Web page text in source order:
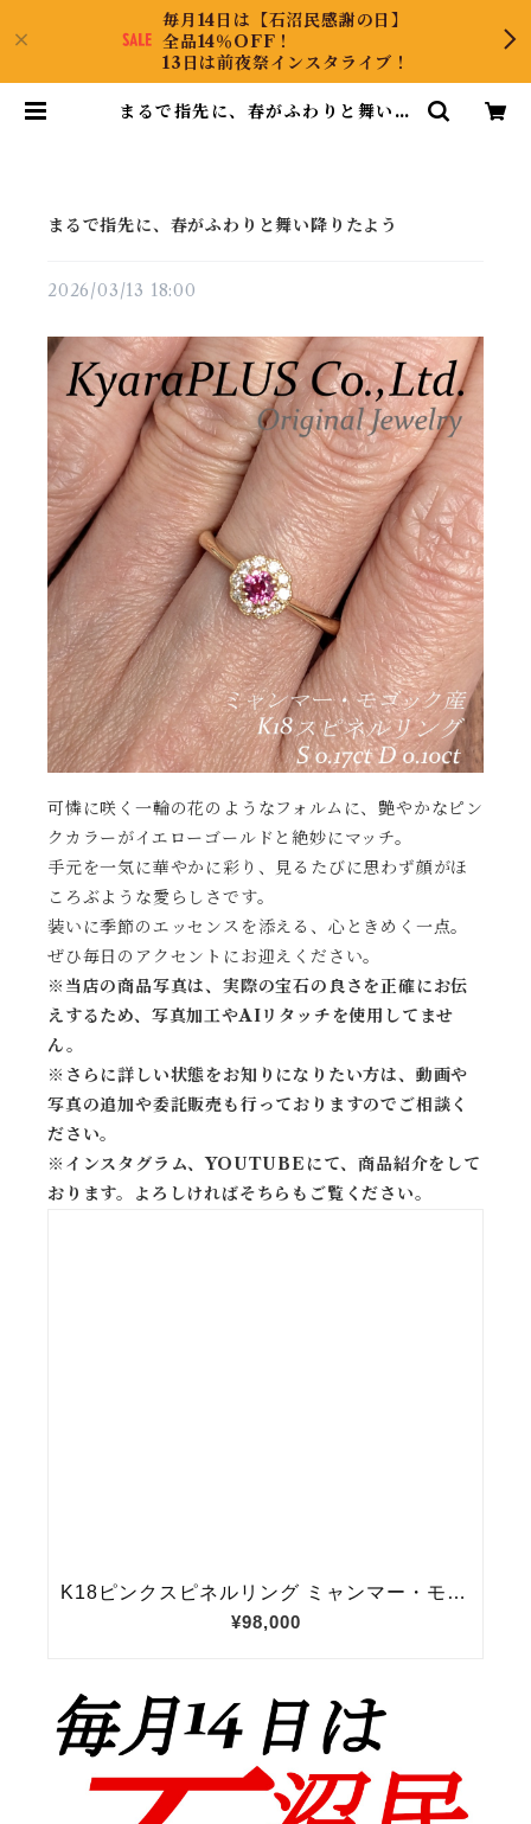
毎月14日は【石沼民感謝の日】
全品14％OFF！
13日は前夜祭インスタライブ！
まるで指先に、春がふわりと舞い降
まるで指先に、春がふわりと舞い降りたよう
2026/03/13 18:00
可憐に咲く一輪の花のようなフォルムに、艶やかなピン
クカラーがイエローゴールドと絶妙にマッチ。
手元を一気に華やかに彩り、
見るたびに思わず顔がほ
ころぶような愛らしさです。
装いに季節のエッセンスを添える、心ときめく一点。
ぜひ毎日のアクセントにお迎えください。
※当店の商品写真は、実際の宝石の良さを正確にお伝
えするため、写真加工やAIリタッチを使用してませ
ん。
※ さらに詳しい状態をお知りになりたい方は、動画や
写真の追加や委託販売も行っておりますのでご相談く
ださい。
※ インスタグラム、YOUTUBEにて、商品紹介をして
おります。よろしければそちらもご覧ください。